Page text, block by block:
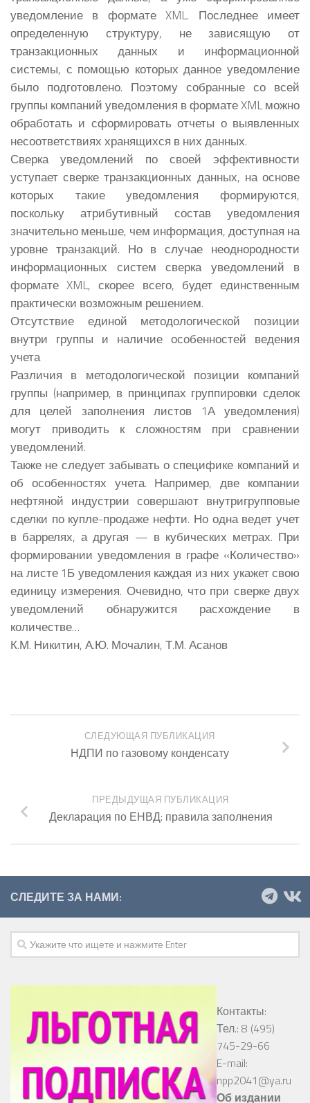
уведомление в формате XML. Последнее имеет
определенную структуру, не зависящую от
транзакционных данных и информационной
системы, с помощью которых данное уведомление
было подготовлено. Поэтому собранные со всей
группы компаний уведомления в формате XML можно
обработать и сформировать отчеты о выявленных
несоответствиях хранящихся в них данных.
Сверка уведомлений по своей эффективности
уступает сверке транзакционных данных, на основе
которых такие уведомления формируются,
поскольку атрибутивный состав уведомления
значительно меньше, чем информация, доступная на
уровне транзакций. Но в случае неоднородности
информационных систем сверка уведомлений в
формате XML, скорее всего, будет единственным
практически возможным решением.
Отсутствие единой методологической позиции
внутри группы и наличие особенностей ведения
учета
Различия в методологической позиции компаний
группы (например, в принципах группировки сделок
для целей заполнения листов 1А уведомления)
могут приводить к сложностям при сравнении
уведомлений.
Также не следует забывать о специфике компаний и
об особенностях учета. Например, две компании
нефтяной индустрии совершают внутригрупповые
сделки по купле-продаже нефти. Но одна ведет учет
в баррелях, а другая — в кубических метрах. При
формировании уведомления в графе «Количество»
на листе 1Б уведомления каждая из них укажет свою
единицу измерения. Очевидно, что при сверке двух
уведомлений обнаружится расхождение в
количестве…
К.М. Никитин, А.Ю. Мочалин, Т.М. Асанов
СЛЕДУЮЩАЯ ПУБЛИКАЦИЯ
НДПИ по газовому конденсату
ПРЕДЫДУЩАЯ ПУБЛИКАЦИЯ
Декларация по ЕНВД: правила заполнения
СЛЕДИТЕ ЗА НАМИ:
Контакты:
Тел.: 8 (495)
745-29-66
E-mail:
npp2041@ya.ru
Об издании